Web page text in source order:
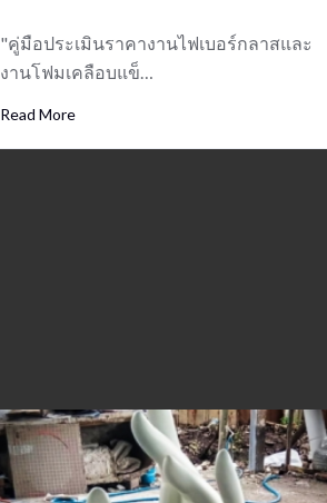
"คู่มือประเมินราคางานไฟเบอร์กลาสและ
งานโฟมเคลือบแข็…
Read More